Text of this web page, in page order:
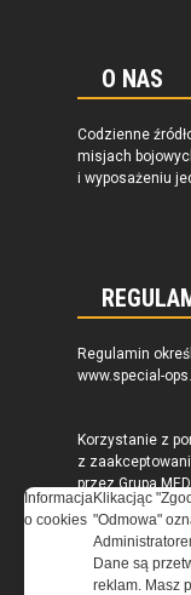
O NAS
Codzienne
misjach
i wyposażeniu
Regulamin
www.special-
Korzystanie z
z
przez Grupa
0000537655,
(zwana dalej
Informacja
o cookies
Klikacjąc
"Odmowa"
Dane są
reklam. Masz